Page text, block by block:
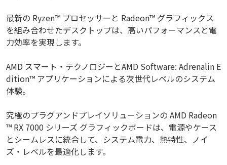
最新の Ryzen™ プロセッサーと Radeon™ グラフィックス
を組み合わせたデスクトップは、高いパフォーマンスと電
力効率を実現します。
AMD スマート・テクノロジーとAMD Software: Adrenalin E
dition™ アプリケーションによる次世代レベルのシステム
体験。
究極のプラグアンドプレイソリューションの AMD Radeon
™ RX 7000 シリーズ グラフィックボードは、電源やケース
とシームレスに統合して、システム電力、熱特性、ノイ
ズ・レベルを最適化します。